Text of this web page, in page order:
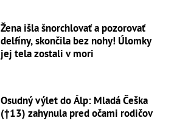
Žena išla šnorchlovať a pozorovať
delfíny, skončila bez nohy! Úlomky
jej tela zostali v mori
Osudný výlet do Álp: Mladá Češka
(†13) zahynula pred očami rodičov